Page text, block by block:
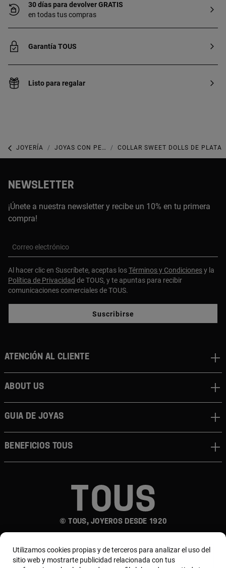
30 días para devolver GRATIS
en todas tus compras
Garantía TOUS
Listo para regalar
JOYERÍA JOYAS CON PERLAS COLLAR SWEET DOLLS DE PLATA
NEWSLETTER
¡Únete a nuestra newsletter y recibe un 10% en tu primera
compra!
Correo electrónico
Al hacer clic en Suscríbete, aceptas losTérminos y Condicionesy la
Política de Privacidad de TOUS, y te apuntas para recibir
comunicaciones comerciales de TOUS.
Suscribirse
© TOUS, JOYEROS DESDE 1920
Atención al cliente
About us
Guia de joyas
Beneficios TOUS
Utilizamos cookies propias y de terceros para analizar el uso del
sitio web y mostrarte publicidad relacionada con tus